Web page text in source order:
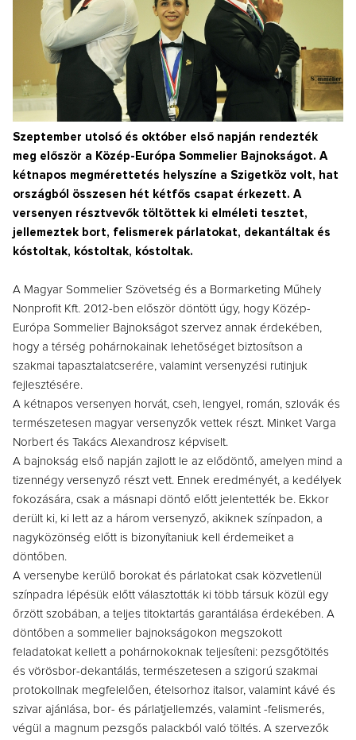
Szeptember utolsó és október első napján rendezték
meg először a Közép-Európa Sommelier Bajnokságot. A
kétnapos megmérettetés helyszíne a Szigetköz volt, hat
országból összesen hét kétfős csapat érkezett. A
versenyen résztvevők töltöttek ki elméleti tesztet,
jellemeztek bort, felismerek párlatokat, dekantáltak és
kóstoltak, kóstoltak, kóstoltak.
A Magyar Sommelier Szövetség és a Bormarketing Műhely
Nonprofit Kft. 2012-ben először döntött úgy, hogy Közép-
Európa Sommelier Bajnokságot szervez annak érdekében,
hogy a térség pohárnokainak lehetőséget biztosítson a
szakmai tapasztalatcserére, valamint versenyzési rutinjuk
fejlesztésére.
A kétnapos versenyen horvát, cseh, lengyel, román, szlovák és
természetesen magyar versenyzők vettek részt. Minket Varga
Norbert és Takács Alexandrosz képviselt.
A bajnokság első napján zajlott le az elődöntő, amelyen mind a
tizennégy versenyző részt vett. Ennek eredményét, a kedélyek
fokozására, csak a másnapi döntő előtt jelentették be. Ekkor
derült ki, ki lett az a három versenyző, akiknek színpadon, a
nagyközönség előtt is bizonyítaniuk kell érdemeiket a
döntőben.
A versenybe kerülő borokat és párlatokat csak közvetlenül
színpadra lépésük előtt választották ki több társuk közül egy
őrzött szobában, a teljes titoktartás garantálása érdekében. A
döntőben a sommelier bajnokságokon megszokott
feladatokat kellett a pohárnokoknak teljesíteni: pezsgőtöltés
és vörösbor-dekantálás, természetesen a szigorú szakmai
protokollnak megfelelően, ételsorhoz italsor, valamint kávé és
szivar ajánlása, bor- és párlatjellemzés, valamint -felismerés,
végül a magnum pezsgős palackból való töltés. A szervezők